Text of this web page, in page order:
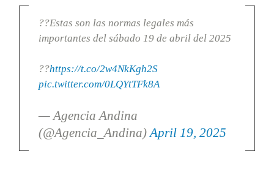
??Estas son las normas legales más
importantes del sábado 19 de abril del 2025
??https://t.co/2w4NkKgh2S
pic.twitter.com/0LQYtTFk8A
— Agencia Andina
(@Agencia_Andina)April 19, 2025